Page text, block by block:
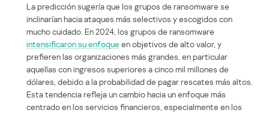
La predicción sugería que los grupos de ransomware se
inclinarían hacia ataques más selectivos y escogidos con
mucho cuidado. En 2024, los grupos de ransomware
intensificaron su enfoque en objetivos de alto valor, y
prefieren las organizaciones más grandes, en particular
aquellas con ingresos superiores a cinco mil millones de
dólares, debido a la probabilidad de pagar rescates más altos.
Esta tendencia refleja un cambio hacia un enfoque más
centrado en los servicios financieros, especialmente en los